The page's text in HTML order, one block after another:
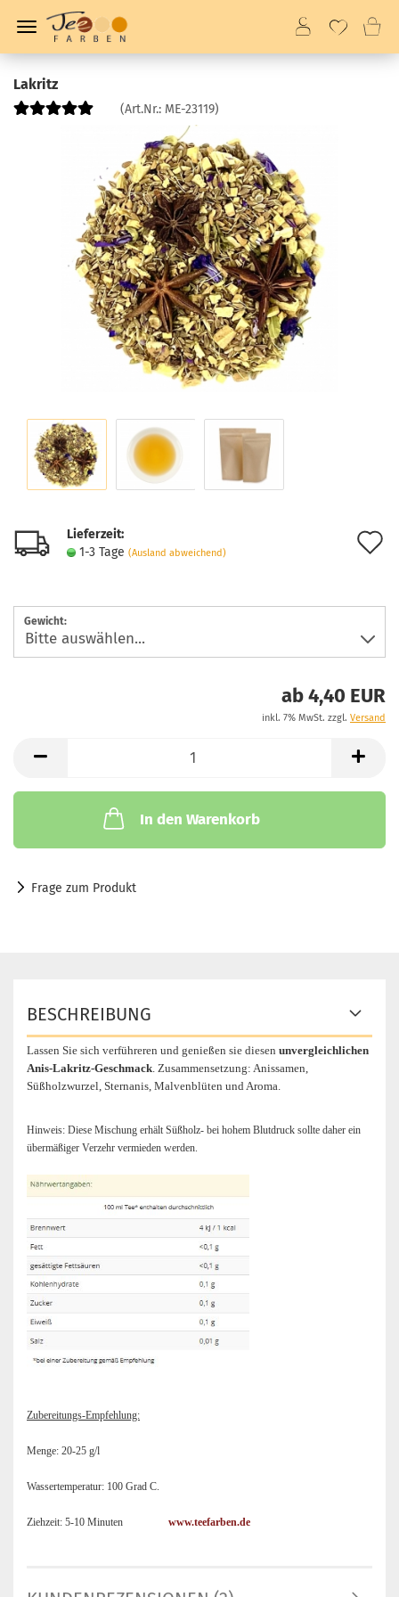
Lakritz
(Art.Nr.: ME-23119)
Lieferzeit:
1-3 Tage (Ausland abweichend)
Gewicht:
ab 4,40 EUR
inkl. 7% MwSt. zzgl. Versand
In den Warenkorb
Frage zum Produkt
BESCHREIBUNG
Lassen Sie sich verführeren und genießen sie diesen unvergleichlichen
Anis-Lakritz-Geschmack. Zusammensetzung: Anissamen,
Süßholzwurzel, Sternanis, Malvenblüten und Aroma.
Hinweis: Diese Mischung erhält Süßholz- bei hohem Blutdruck sollte daher ein
übermäßiger Verzehr vermieden werden.
Zubereitungs-Empfehlung:
Menge: 20-25 g/l
Wassertemperatur: 100 Grad C.
Ziehzeit: 5-10 Minuten www.teefarben.de